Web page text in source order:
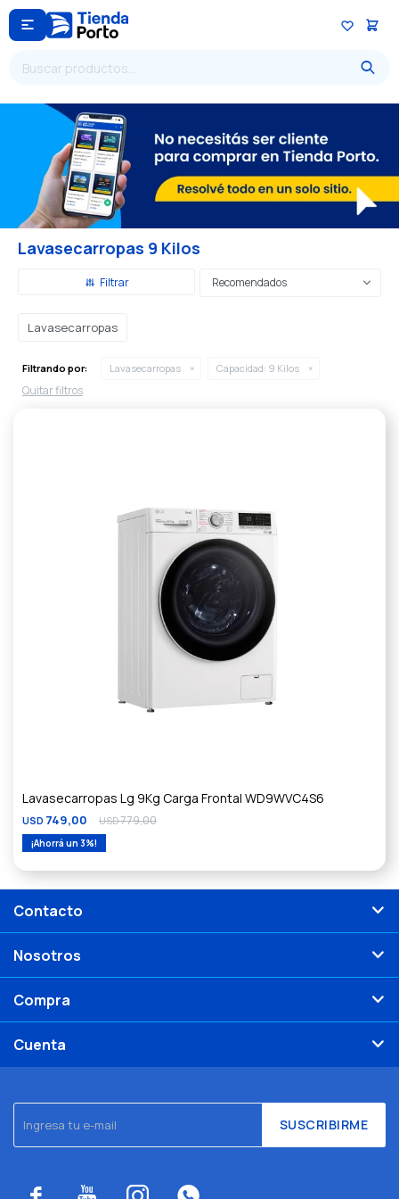

Lavasecarropas 9 Kilos
Recomendados
Lavasecarropas
Filtrando por: Lavasecarropas Capacidad: 9 Kilos
Quitar filtros
Lavasecarropas Lg 9Kg Carga Frontal WD9WVC4S6
USD 749,00 USD779,00
3
SUSCRIBIRME
Contacto
Nosotros
Compra
Cuenta